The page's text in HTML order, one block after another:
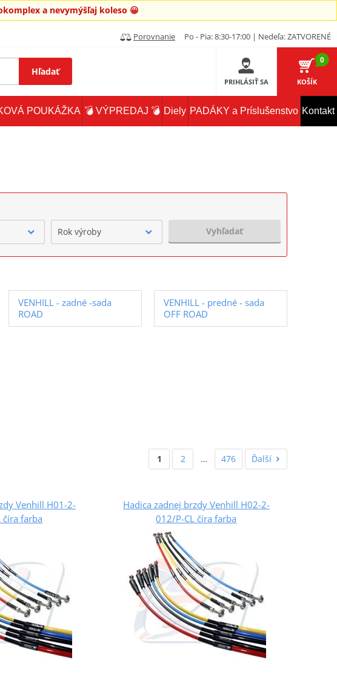
a nevymýšľaj koleso 😀
Porovnanie Po - Pia: 8:30-17:00 | Nedeľa: ZATVORENÉ
Hľadať
PRIHLÁSIŤ SA
0
KOŠÍK
POUKÁŽKA 💣 VÝPREDAJ 💣 Diely PADÁKY a Príslušenstvo Kontakt
Rok výroby Vyhľadať
VENHILL - zadné -sada
ROAD
VENHILL - predné - sada
OFF ROAD
1 2 … 476 Ďalší
Venhill H01-2-
číra farba
Hadica zadnej brzdy Venhill H02-2-
012/P-CL číra farba